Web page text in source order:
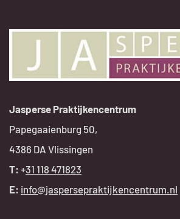
Jasperse Praktijkencentrum
Papegaaienburg 50,
4386 DA Vlissingen
T: +31 118 471823
E: info@jaspersepraktijkencentrum.nl